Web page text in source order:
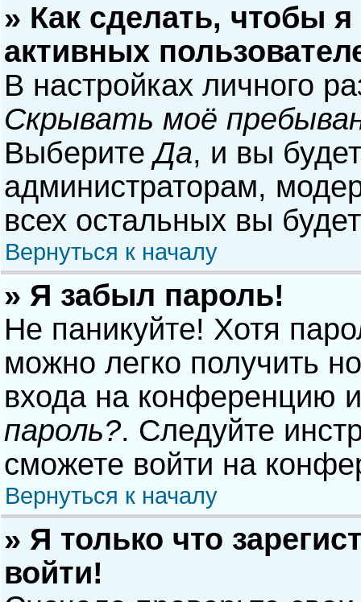
» Как сделать, чтобы
активных
В настройках личного
Скрывать моё
ВыберитеДа, и вы
администраторам,
всех остальных вы
Вернуться к началу
» Я забыл пароль!
Не паникуйте! Хотя
можно легко получить
входа на конференцию
пароль?. Следуйте
сможете войти на
Вернуться к началу
» Я только что
войти!